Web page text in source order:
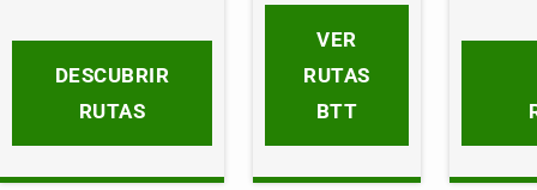
DESCUBRIR
RUTAS
VER
RUTAS
BTT